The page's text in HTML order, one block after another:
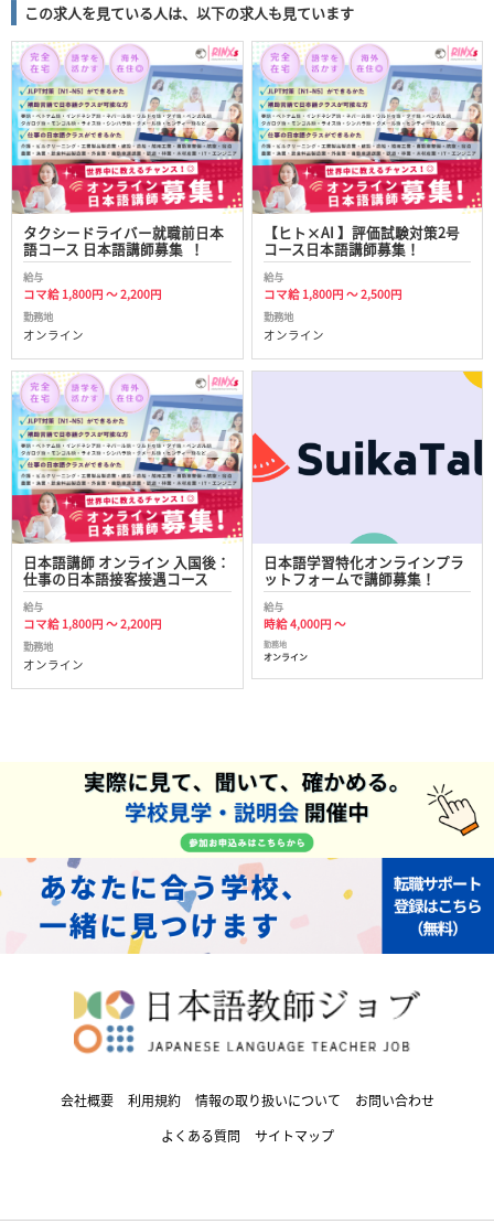
この求人を見ている人は、以下の求人も見ています
タクシードライバー就職前日本
語コース 日本語講師募集 ！
給与
コマ給 1,800円 ～ 2,200円
勤務地
オンライン
【ヒト×AI 】評価試験対策2号
コース日本語講師募集！
給与
コマ給 1,800円 ～ 2,500円
勤務地
オンライン
日本語講師 オンライン 入国後：
仕事の日本語接客接遇コース
給与
コマ給 1,800円 ～ 2,200円
勤務地
オンライン
日本語学習特化オンラインプラ
ットフォームで講師募集！
給与
時給 4,000円 ～
勤務地
オンライン
会社概要 利用規約 情報の取り扱いについて
お問い合わせ
よくある質問
サイトマップ